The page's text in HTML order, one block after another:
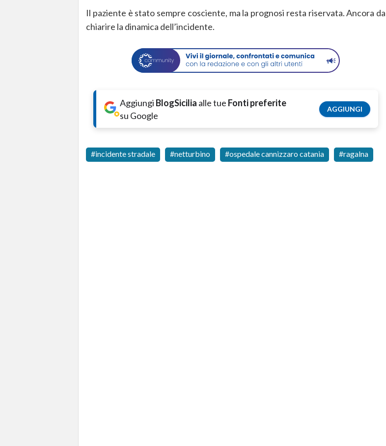
Il paziente è stato sempre cosciente, ma la prognosi resta riservata. Ancora da
chiarire la dinamica dell’incidente.
Aggiungi BlogSicilia alle tue Fonti preferite
su Google
AGGIUNGI
incidente stradale netturbino ospedale cannizzaro catania ragalna